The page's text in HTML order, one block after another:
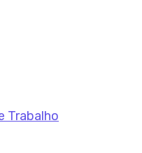
Trabalho